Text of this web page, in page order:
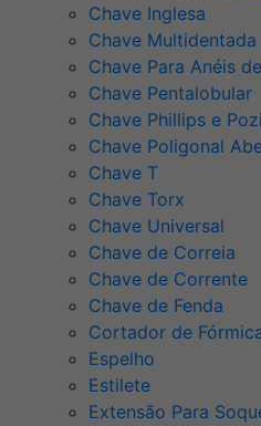
Chave Inglesa
Chave Multidentada
Chave Para Anéis
Chave Pentalobular
Chave Phillips e
Chave Poligonal
Chave T
Chave Torx
Chave Universal
Chave de Correia
Chave de Corrente
Chave de Fenda
Cortador de
Espelho
Estilete
Extensão Para